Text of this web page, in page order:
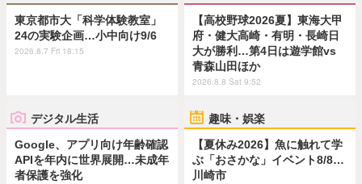
東京都市大「科学体験教室」
24の実験企画…小中向け9/6
2026.8.7 Fri 18:15
【高校野球2026夏】東海大甲
府・健大高崎・有明・長崎日
大が勝利…第4日は遊学館vs
青森山田ほか
2026.8.8 Sat 9:52
デジタル生活
Google、アプリ向け年齢確認
APIを年内に世界展開…未成年
者保護を強化
趣味・娯楽
【夏休み2026】魚に触れて学
ぶ「おさかな」イベント8/8…
川崎市